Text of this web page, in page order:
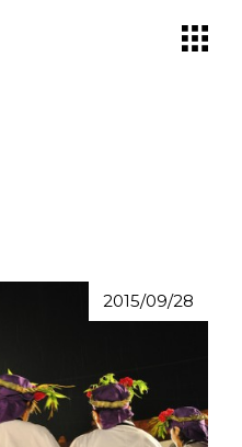
2015/09/28